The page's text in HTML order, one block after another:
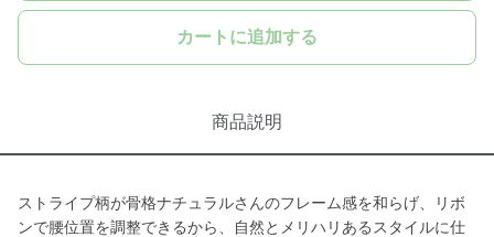
カートに追加する
商品説明
ストライプ柄が骨格ナチュラルさんのフレーム感を和らげ、リボ
ンで腰位置を調整できるから、自然とメリハリあるスタイルに仕